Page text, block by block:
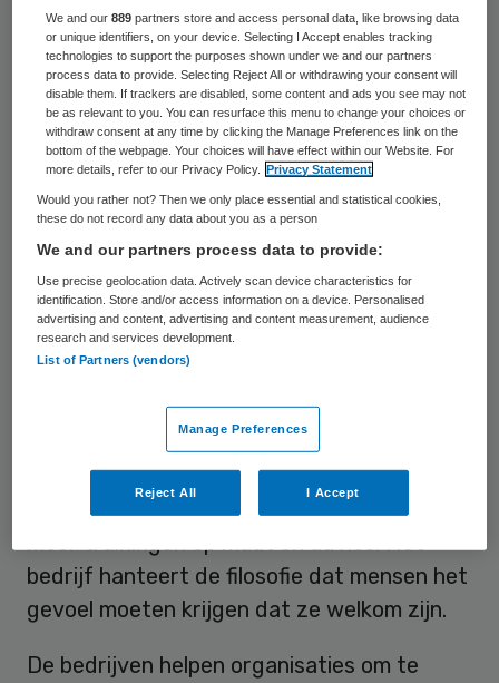
samenwerking aangegaan. De bedrijven,
beide actief in de zorg, zien elkaars
expertise als een goede aanvulling op de
eigen dienstverlening.
P5COM houdt zich bezig met het
ontwikkelen en implementeren van
operationele en structurele
prestatieverbeteringen in met name
zorgorganisaties. “Dit vraagt om een
houding en gedrag van medewerkers,
waarbij dienstbaarheid en
verantwoordelijkheid centraal staan”, aldus
P5COM. Hostmanship Group helpt
organisaties bij het realiseren van
cultuurverandering, door middel van onder
meer trainingen op maat en advies. Het
bedrijf hanteert de filosofie dat mensen het
gevoel moeten krijgen dat ze welkom zijn.
De bedrijven helpen organisaties om te
We and our889 partners store and access personal data, like browsing data
or unique identifiers, on your device. Selecting I Accept enables tracking
technologies to support the purposes shown under we and our partners
process data to provide. Selecting Reject All or withdrawing your consent will
disable them. If trackers are disabled, some content and ads you see may not
be as relevant to you. You can resurface this menu to change your choices or
withdraw consent at any time by clicking the Manage Preferences link on the
bottom of the webpage. Your choices will have effect within our Website. For
more details, refer to our Privacy Policy.
Privacy Statement
Would you rather not? Then we only place essential and statistical cookies,
these do not record any data about you as a person
We and our partners process data to provide:
Use precise geolocation data. Actively scan device characteristics for
identification. Store and/or access information on a device. Personalised
advertising and content, advertising and content measurement, audience
research and services development.
List of Partners (vendors)
Manage Preferences
Reject All I Accept